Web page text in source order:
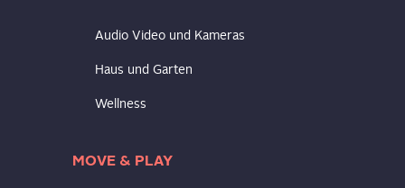
Audio Video und Kameras
Haus und Garten
Wellness
MOVE & PLAY